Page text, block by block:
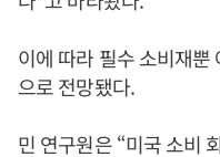
이에 따라 필수 소비재뿐
으로 전망됐다.
민 연구원은 “미국 소비